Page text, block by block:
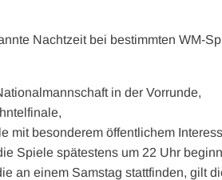
Nachtzeit bei bestimmten WM-
in der Vorrunde,
mit besonderem öffentlichem
Spiele spätestens um 22 Uhr
an einem Samstag stattfinden, gilt